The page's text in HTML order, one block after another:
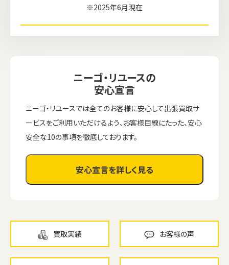
※2025年6月現在
ニーゴ・リユースの
安心宣言
ニーゴ・リユースでは全てのお客様に安心して出張買取サ
ービスをご利用いただけるよう、お客様目線にたった、安心
安全な10の事項を徹底しております。
安心宣言を詳しく見る
買取実績 お客様の声